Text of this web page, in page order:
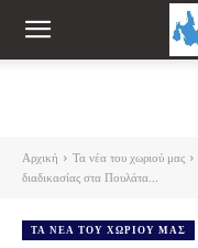
Αρχική Τα νέα του χωριού μας
διαδικασίας στα Πουλάτα...
ΤΑ ΝΈΑ ΤΟΥ ΧΩΡΙΟΎ ΜΑΣ